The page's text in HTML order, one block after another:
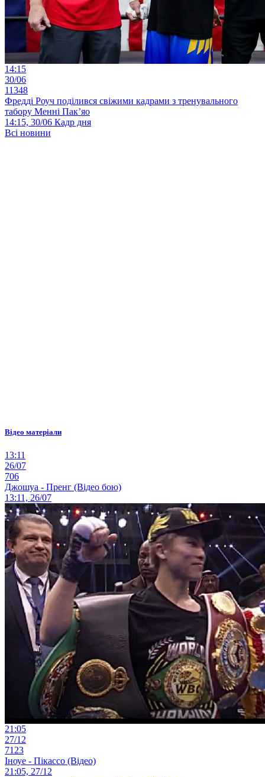
14:15
30/06
11348
Фредді Роуч поділився свіжими кадрами з тренувального
табору Менні Пак’яо
14:15, 30/06 Кадр дня
Всі новини
Відео матеріали
13:11
26/07
706
Джошуа - Пренг (Відео бою)
13:11, 26/07
21:05
27/12
7123
Іноуе - Пікассо (Відео)
21:05, 27/12